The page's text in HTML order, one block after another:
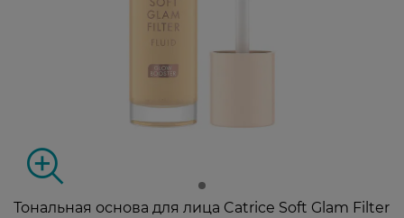
Тональная основа для лица Catrice Soft Glam Filter